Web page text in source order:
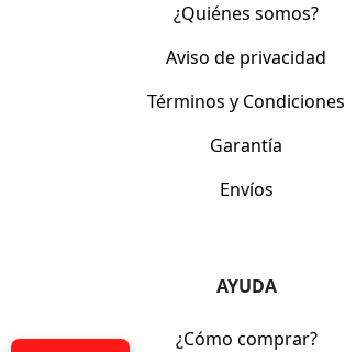
¿Quiénes somos?
Aviso de privacidad
Términos y Condiciones
Garantía
Envíos
AYUDA
¿Cómo comprar?